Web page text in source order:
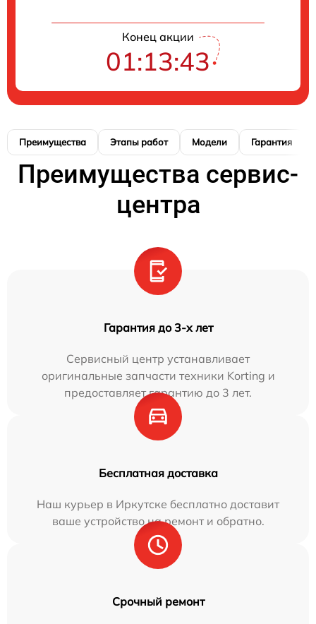
Конец акции
01:13:42
Преимущества Этапы работ Модели Гарантия
Преимущества сервис-
центра
Гарантия до 3-х лет
Сервисный центр устанавливает
оригинальные запчасти техники Korting и
предоставляет гарантию до 3 лет.
Бесплатная доставка
Наш курьер в Иркутске бесплатно доставит
ваше устройство на ремонт и обратно.
Срочный ремонт